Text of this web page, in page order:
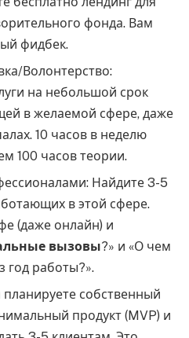
фонда. Вам
фидбек.
Волонтерство:
на небольшой срок
в желаемой сфере, даже
10 часов в неделю
100 часов теории.
Найдите 3-5
в этой сфере.
(даже онлайн) и
вызовы?» и «О чем
год работы?».
собственный
продукт (MVP) и